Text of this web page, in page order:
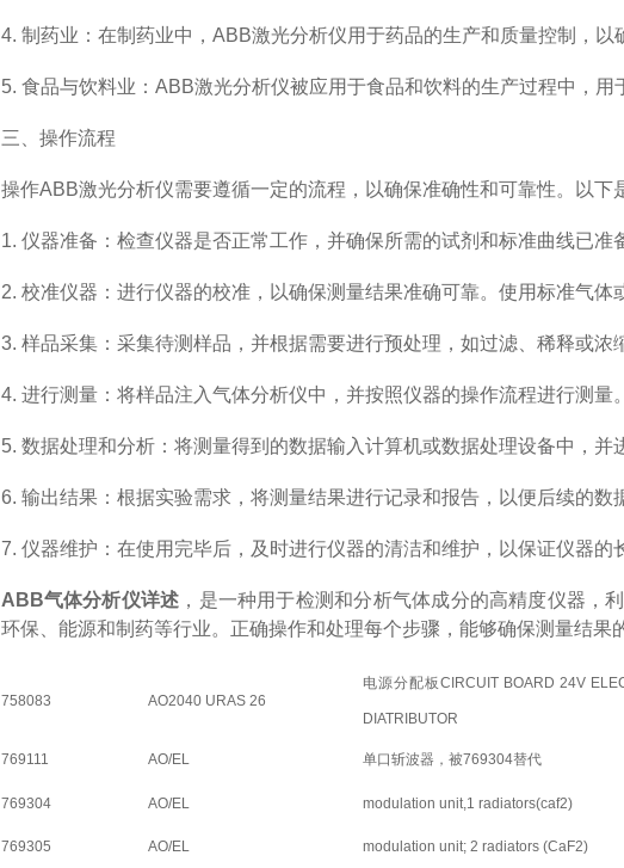
4. 制药业：在制药业中， ABB激光分析仪用于药品的生产和质量控制，以
5. 食品与饮料业： ABB激光分析仪被应用于食品和饮料的生产过程中，用
三、操作流程
操作ABB激光分析仪需要遵循一定的流程，以确保准确性和可靠性。以下
1. 仪器准备：检查仪器是否正常工作，并确保所需的试剂和标准曲线已准
2. 校准仪器：进行仪器的校准，以确保测量结果准确可靠。使用标准气体
3. 样品采集：采集待测样品，并根据需要进行预处理，如过滤、稀释或浓
4. 进行测量：将样品注入气体分析仪中，并按照仪器的操作流程进行测量
5. 数据处理和分析：将测量得到的数据输入计算机或数据处理设备中，并
6. 输出结果：根据实验需求，将测量结果进行记录和报告，以便后续的数
7. 仪器维护：在使用完毕后，及时进行仪器的清洁和维护，以保证仪器的
ABB气体分析仪详述 ，是一种用于检测和分析气体成分的高精度仪器，
环保、能源和制药等行业。正确操作和处理每个步骤，能够确保测量结果
758083 AO2040 URAS 26
电源分配板CIRCUIT BOARD 24V
DIATRIBUTOR
769111 AO/EL 单口斩波器，被769304替代
769304 AO/EL modulation unit,1 radiators(caf2)
769305 AO/EL modulation unit; 2 radiators (CaF2)